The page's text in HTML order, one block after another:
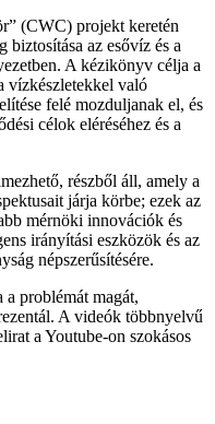
(CWC) projekt keretén
biztosítása az esővíz és a
A kézikönyv célja a
vízkészletekkel való
felé mozduljanak el, és
célok eléréséhez és a
részből áll, amely a
járja körbe; ezek az
mérnöki innovációk és
irányítási eszközök és az
népszerűsítésére.
problémát magát,
A videók többnyelvű
a Youtube-on szokásos